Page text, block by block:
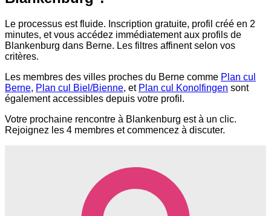
Le processus est fluide. Inscription gratuite, profil créé en 2
minutes, et vous accédez immédiatement aux profils de
Blankenburg dans Berne. Les filtres affinent selon vos
critères.
Les membres des villes proches du Berne comme Plan cul
Berne, Plan cul Biel/Bienne, et Plan cul Konolfingen sont
également accessibles depuis votre profil.
Votre prochaine rencontre à Blankenburg est à un clic.
Rejoignez les 4 membres et commencez à discuter.